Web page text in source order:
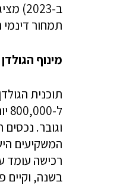
ב-
תמחור
מינוף הגולדן
תוכנית
וגובר. נכסים
המשקיעים